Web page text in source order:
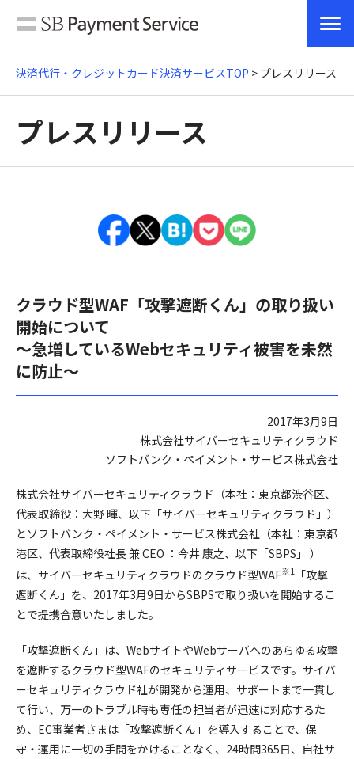
決済代行・クレジットカード決済サービスTOP > プレスリリース
プレスリリース
クラウド型WAF「攻撃遮断くん」の取り扱い
開始について
～急増しているWebセキュリティ被害を未然
に防止～
2017年3月9日
株式会社サイバーセキュリティクラウド
ソフトバンク・ペイメント・サービス株式会社
株式会社サイバーセキュリティクラウド（本社：東京都渋谷区、
代表取締役：大野 暉、以下「サイバーセキュリティクラウド」）
とソフトバンク・ペイメント・サービス株式会社（本社：東京都
港区、代表取締役社長 兼 CEO ：今井 康之、以下「SBPS」 ）
は、サイバーセキュリティクラウドのクラウド型WAF※1
「攻撃
遮断くん」を、2017年3月9日からSBPSで取り扱いを開始するこ
とで提携合意いたしました。
「攻撃遮断くん」は、WebサイトやWebサーバへのあらゆる攻撃
を遮断するクラウド型WAFのセキュリティサービスです。サイバ
ーセキュリティクラウド社が開発から運用、サポートまで一貫し
て行い、万一のトラブル時も専任の担当者が迅速に対応するた
め、EC事業者さまは「攻撃遮断くん」を導入することで、保
守・運用に一切の手間をかけることなく、24時間365日、自社サ